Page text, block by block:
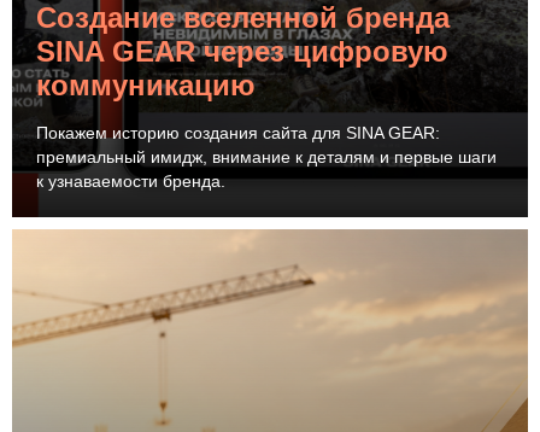
Создание вселенной бренда
SINA GEAR через цифровую
коммуникацию
Покажем историю создания сайта для SINA GEAR:
премиальный имидж, внимание к деталям и первые шаги
к узнаваемости бренда.